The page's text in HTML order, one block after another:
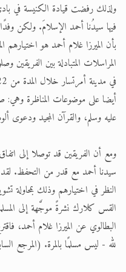
ولذلك رفضت قيادة الكنيسة في
فيها سيدُنا أحمد الإسلامَ. ولكن
بأن الميرزا غلام أحمد هو
المراسلات المتبادلة بين الفريقين
أيضا على موضوعات المناظرة وهي:
عليه وسلم، والقرآن المجيد ودعوى
ومع أن الفريقين قد توصلا إلى
سيدنا أحمد مع قدر من التحفظ. لقد
النظر في اختيارهم وذلك بمحاولة
القس كلارك نشرةً موجَّهة إلى
البطالوي عن الميرزا غلام أحمد،
لله - ليس مسلمًا بالمرة. (المرجع السابق 2/5/